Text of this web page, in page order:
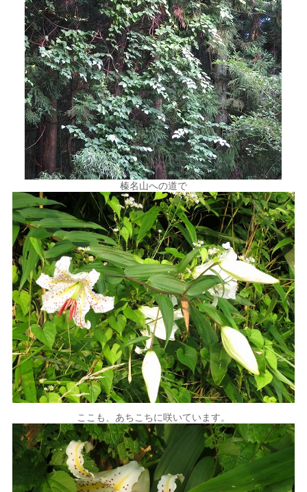
榛名山への道で
ここも、あちこちに咲いています。